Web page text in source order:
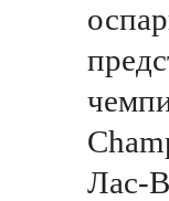
Лас-